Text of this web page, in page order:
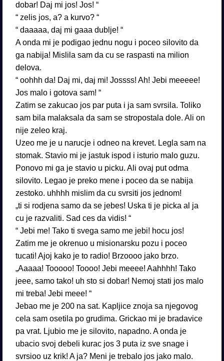
dobar! Daj mi jos! Jos! “
“ zelis jos, a? a kurvo? “
“ daaaaa, daj mi gaaa dublje! “
A onda mi je podigao jednu nogu i poceo silovito da
ga nabija! Mislila sam da cu se raspasti na milion
delova.
“ oohhh da! Daj mi, daj mi! Jossss! Ah! Jebi meeeee!
Jos malo i gotova sam! “
Zatim se zakucao jos par puta i ja sam svrsila. Toliko
sam bila malaksala da sam se stropostala dole. Ali on
nije zeleo kraj.
Uzeo me je u narucje i odneo na krevet. Legla sam na
stomak. Stavio mi je jastuk ispod i isturio malo guzu.
Ponovo mi ga je stavio u picku. Ali ovaj put odma
silovito. Legao je preko mene i poceo da se nabija
zestoko. uhhhh mislim da cu svrsiti jos jednom!
„ti si rodjena samo da se jebes! Uska ti je picka al ja
cu je razvaliti. Sad ces da vidis! “
“ Jebi me! Tako ti svega samo me jebi! hocu jos!
Zatim me je okrenuo u misionarsku pozu i poceo
tucati! Ajoj kako je to radio! Brzoooo jako brzo.
„Aaaaa! Tooooo! Toooo! Jebi meeee! Aahhhh! Tako
jeee, samo tako! uh sto si dobar! Nemoj stati jos malo
mi treba! Jebi meee! “
Jebao me je 200 na sat. Kapljice znoja sa njegovog
cela sam osetila po grudima. Grickao mi je bradavice
pa vrat. Ljubio me je silovito, napadno. A onda je
ubacio svoj debeli kurac jos 3 puta iz sve snage i
svrsioo uz krik! A ja? Meni je trebalo jos jako malo.